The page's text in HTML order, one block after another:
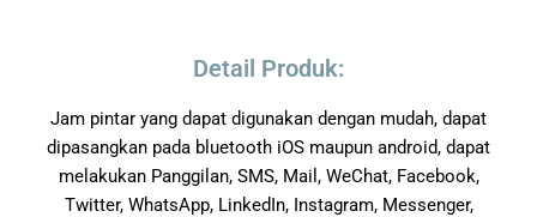
Detail Produk:
Jam pintar yang dapat digunakan dengan mudah, dapat
dipasangkan pada bluetooth iOS maupun android, dapat
melakukan Panggilan, SMS, Mail, WeChat, Facebook,
Twitter, WhatsApp, LinkedIn, Instagram, Messenger,